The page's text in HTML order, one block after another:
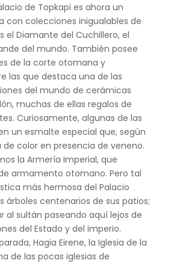
de Topkapi es ahora un
con colecciones inigualables de
el Diamante del Cuchillero, el
del mundo. También posee
de la corte otomana y
las que destaca una de las
del mundo de cerámicas
muchas de ellas regalos de
Curiosamente, algunas de las
un esmalte especial que, según
color en presencia de veneno.
la Armería Imperial, que
armamento otomano. Pero tal
más hermosa del Palacio
árboles centenarios de sus patios;
al sultán paseando aquí lejos de
del Estado y del imperio.
Hagia Eirene, la Iglesia de la
de las pocas iglesias de